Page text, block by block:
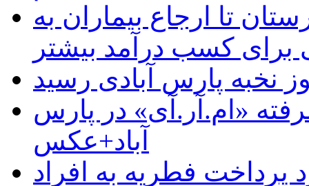
تا ارجاع بیماران به
کسب درآمد بیشتر
نخبه پارس آبادی رسید
«ام.آر.آی» در پارس
آباد+عکس
پرداخت فطریه به افراد